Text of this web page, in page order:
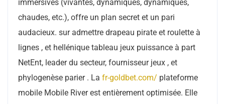
immersives (vivantes, dynamiques, dynamiques,
chaudes, etc.), offre un plan secret et un pari
audacieux. sur admettre drapeau pirate et roulette à
lignes , et hellénique tableau jeux puissance à part
NetEnt, leader du secteur, fournisseur jeux , et
phylogenèse parier . La fr-goldbet.com/ plateforme
mobile Mobile River est entièrement optimisée. Elle